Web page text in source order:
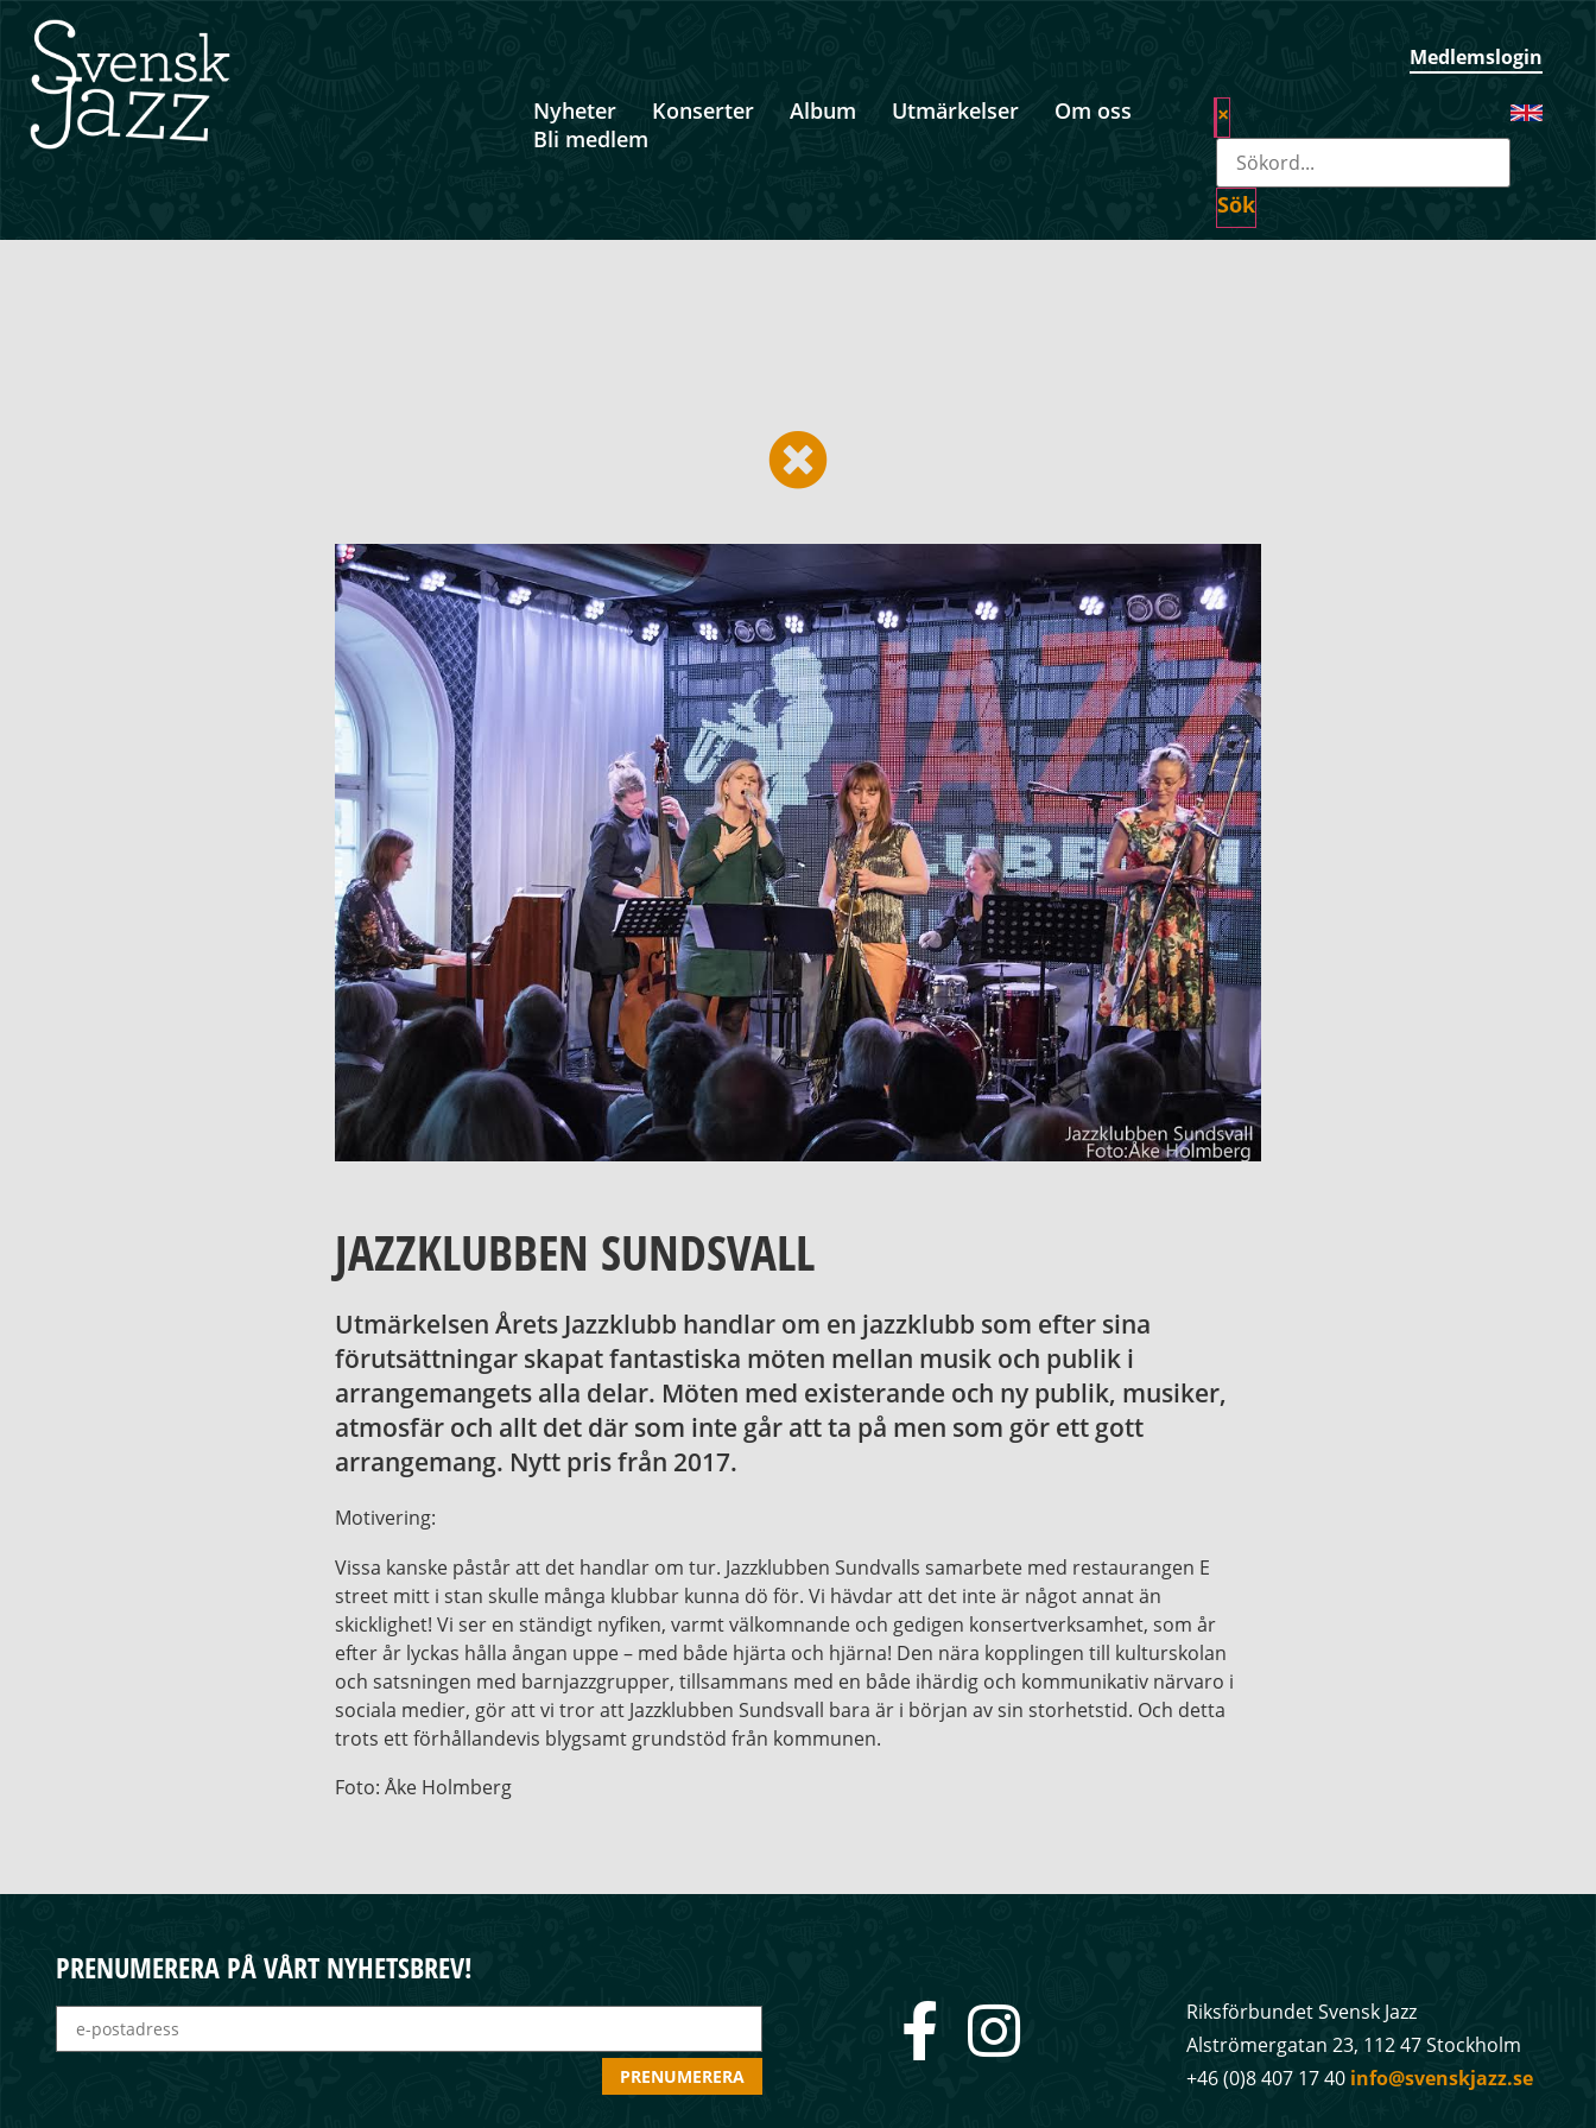
Medlemslogin
Nyheter Konserter Album Utmärkelser
Om oss
Bli medlem
×
Sök
JAZZKLUBBEN SUNDSVALL
Utmärkelsen Årets Jazzklubb handlar om en jazzklubb som efter sina
förutsättningar skapat fantastiska möten mellan musik och publik i
arrangemangets alla delar. Möten med existerande och ny publik, musiker,
atmosfär och allt det där som inte går att ta på men som gör ett gott
arrangemang. Nytt pris från 2017.
Motivering:
Vissa kanske påstår att det handlar om tur. Jazzklubben Sundvalls samarbete med restaurangen E
street mitt i stan skulle många klubbar kunna dö för. Vi hävdar att det inte är något annat än
skicklighet! Vi ser en ständigt nyfiken, varmt välkomnande och gedigen konsertverksamhet, som år
efter år lyckas hålla ångan uppe – med både hjärta och hjärna! Den nära kopplingen till kulturskolan
och satsningen med barnjazzgrupper, tillsammans med en både ihärdig och kommunikativ närvaro i
sociala medier, gör att vi tror att Jazzklubben Sundsvall bara är i början av sin storhetstid. Och detta
trots ett förhållandevis blygsamt grundstöd från kommunen.
Foto: Åke Holmberg
PRENUMERERA PÅ VÅRT NYHETSBREV!
Riksförbundet Svensk Jazz
Alströmergatan 23, 112 47 Stockholm
+46 (0)8 407 17 40 info@svenskjazz.se